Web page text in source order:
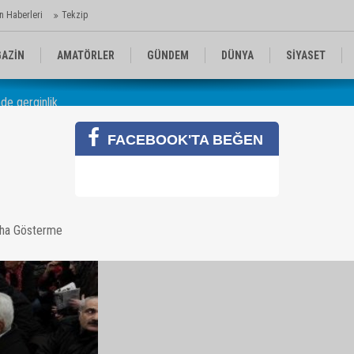
Haberleri Tekzip
AMATÖRLER GÜNDEM DÜNYA SİYASET
KOMİKLER
gerginlik
gerginlik
FACEBOOK'TA BEĞEN
Gösterme